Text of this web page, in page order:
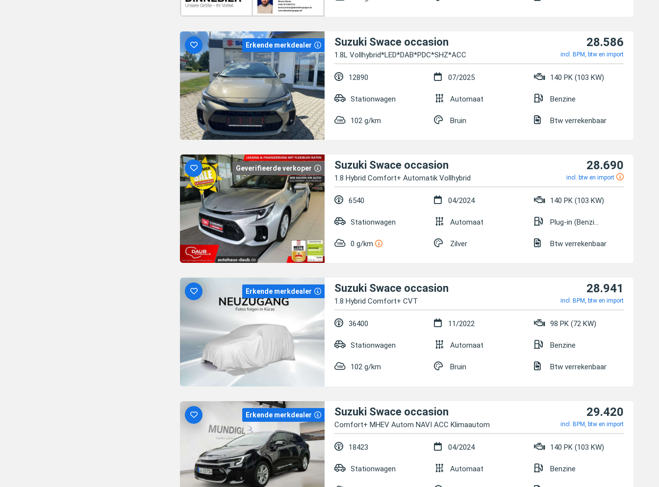
Erkende merkdealer Suzuki Swace occasion
1.8L Vollhybrid*LED*DAB*PDC*SHZ*ACC
28.586
incl. BPM, btw en import
12890 07/2025 140 PK (103 KW)
Stationwagen Automaat Benzine
102 g/km Bruin Btw verrekenbaar
Geverifieerde verkoper Suzuki Swace occasion
1.8 Hybrid Comfort+ Automatik Vollhybrid
28.690
incl. btw en import
6540 04/2024 140 PK (103 KW)
Stationwagen Automaat Plug-in (Benzine/Elektrisch)
0 g/km Zilver Btw verrekenbaar
Erkende merkdealer Suzuki Swace occasion
1.8 Hybrid Comfort+ CVT
28.941
incl. BPM, btw en import
36400 11/2022 98 PK (72 KW)
Stationwagen Automaat Benzine
102 g/km Bruin Btw verrekenbaar
Erkende merkdealer Suzuki Swace occasion
Comfort+ MHEV Autom NAVI ACC Klimaautom
29.420
incl. BPM, btw en import
18423 04/2024 140 PK (103 KW)
Stationwagen Automaat Benzine